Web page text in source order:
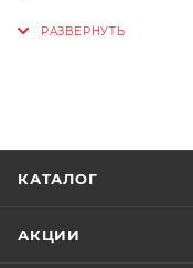
КАТАЛОГ
АКЦИИ